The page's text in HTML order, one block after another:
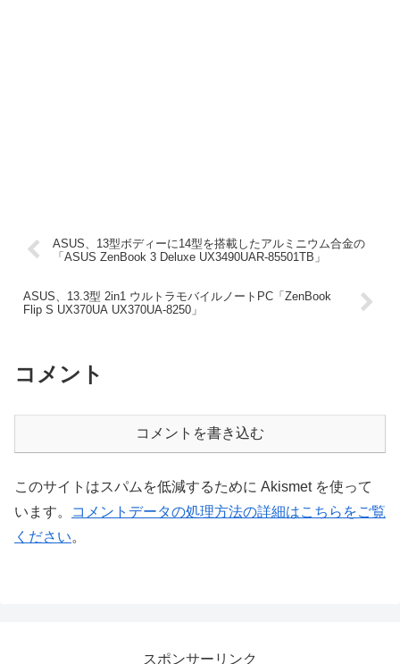
ASUS、13型ボディーに14型を搭載したアルミニウム合金の
「ASUS ZenBook 3 Deluxe UX3490UAR-85501TB」
ASUS、13.3型 2in1 ウルトラモバイルノートPC「ZenBook
Flip S UX370UA UX370UA-8250」
コメント
コメントを書き込む
このサイトはスパムを低減するために Akismet を使って
います。
コメントデータの処理方法の詳細はこちらをご覧
ください。
スポンサーリンク